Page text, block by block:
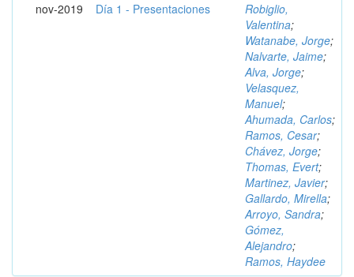
nov-2019 Día 1 - Presentaciones
Robiglio,
Valentina;
Watanabe, Jorge;
Nalvarte, Jaime;
Alva, Jorge;
Velasquez,
Manuel;
Ahumada, Carlos;
Ramos, Cesar;
Chávez, Jorge;
Thomas, Evert;
Martinez, Javier;
Gallardo, Mirella;
Arroyo, Sandra;
Gómez,
Alejandro;
Ramos, Haydee